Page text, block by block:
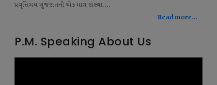
પ્રવૃત્તિમય ગુજરાતની એક માત્ર સંસ્થા....
Read more...
P.M. Speaking About Us